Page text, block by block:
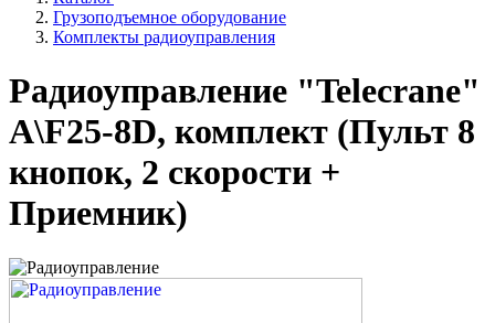
Грузоподъемное оборудование
Комплекты радиоуправления
Радиоуправление "Teleсrane"
А\F25-8D, комплект (Пульт 8
кнопок, 2 скорости +
Приемник)